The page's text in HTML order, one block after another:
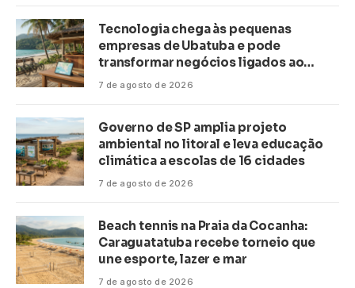
Tecnologia chega às pequenas
empresas de Ubatuba e pode
transformar negócios ligados ao
turismo no litoral
7 de agosto de 2026
Governo de SP amplia projeto
ambiental no litoral e leva educação
climática a escolas de 16 cidades
7 de agosto de 2026
Beach tennis na Praia da Cocanha:
Caraguatatuba recebe torneio que
une esporte, lazer e mar
7 de agosto de 2026